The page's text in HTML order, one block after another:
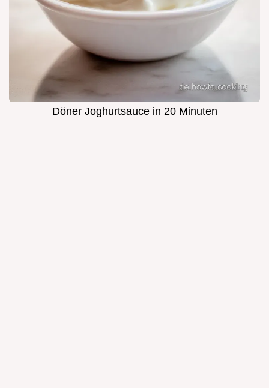
Döner Joghurtsauce in 20 Minuten